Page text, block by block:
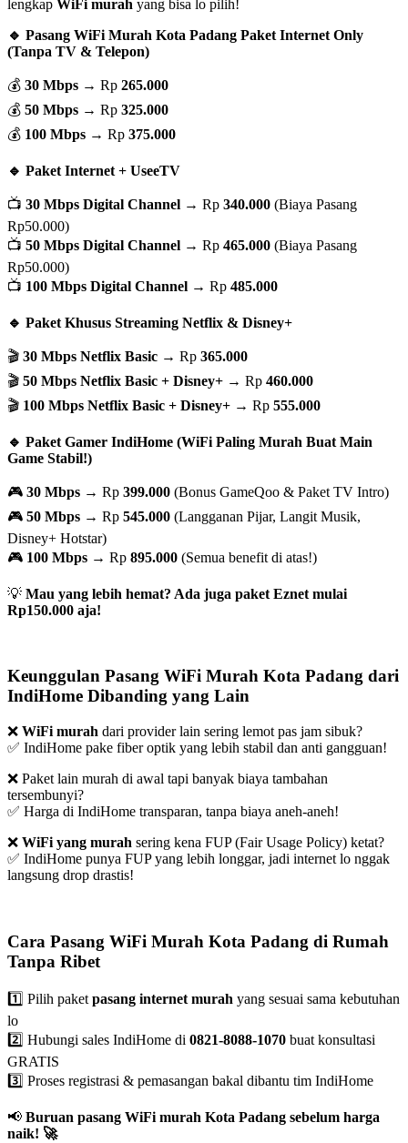
lengkap WiFi murah yang bisa lo pilih!
🔹 Pasang WiFi Murah Kota Padang Paket Internet Only
(Tanpa TV & Telepon)
💰 30 Mbps → Rp 265.000
💰 50 Mbps → Rp 325.000
💰 100 Mbps → Rp 375.000
🔹 Paket Internet + UseeTV
📺 30 Mbps Digital Channel → Rp 340.000 (Biaya Pasang
Rp50.000)
📺 50 Mbps Digital Channel → Rp 465.000 (Biaya Pasang
Rp50.000)
📺 100 Mbps Digital Channel → Rp 485.000
🔹 Paket Khusus Streaming Netflix & Disney+
🎬 30 Mbps Netflix Basic → Rp 365.000
🎬 50 Mbps Netflix Basic + Disney+ → Rp 460.000
🎬 100 Mbps Netflix Basic + Disney+ → Rp 555.000
🔹 Paket Gamer IndiHome (WiFi Paling Murah Buat Main
Game Stabil!)
🎮 30 Mbps → Rp 399.000 (Bonus GameQoo & Paket TV Intro)
🎮 50 Mbps → Rp 545.000 (Langganan Pijar, Langit Musik,
Disney+ Hotstar)
🎮 100 Mbps → Rp 895.000 (Semua benefit di atas!)
💡 Mau yang lebih hemat? Ada juga paket Eznet mulai
Rp150.000 aja!
Keunggulan Pasang WiFi Murah Kota Padang dari
IndiHome Dibanding yang Lain
❌ WiFi murah dari provider lain sering lemot pas jam sibuk?
✅ IndiHome pake fiber optik yang lebih stabil dan anti gangguan!
❌ Paket lain murah di awal tapi banyak biaya tambahan
tersembunyi?
✅ Harga di IndiHome transparan, tanpa biaya aneh-aneh!
❌ WiFi yang murah sering kena FUP (Fair Usage Policy) ketat?
✅ IndiHome punya FUP yang lebih longgar, jadi internet lo nggak
langsung drop drastis!
Cara Pasang WiFi Murah Kota Padang di Rumah
Tanpa Ribet
1️⃣ Pilih paketpasang internet murah yang sesuai sama kebutuhan
lo
2️⃣ Hubungi sales IndiHome di 0821-8088-1070 buat konsultasi
GRATIS
3️⃣ Proses registrasi & pemasangan bakal dibantu tim IndiHome
📢 Buruan pasang WiFi murah Kota Padang sebelum harga
naik! 🚀